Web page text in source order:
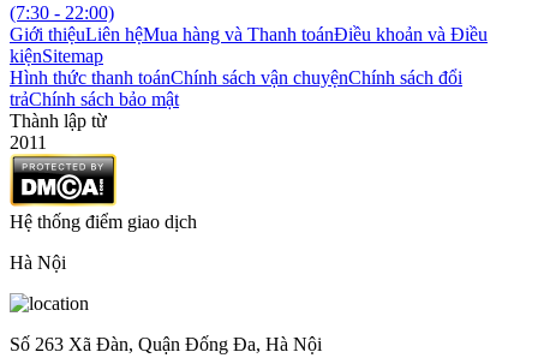
(7:30 - 22:00)
Giới thiệuLiên hệMua hàng và Thanh toánĐiều khoản và Điều
kiệnSitemap
Hình thức thanh toánChính sách vận chuyệnChính sách đổi
trảChính sách bảo mật
Thành lập từ
2011
Hệ thống điểm giao dịch
Hà Nội
Số 263 Xã Đàn, Quận Đống Đa, Hà Nội